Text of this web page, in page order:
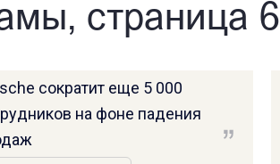
страница 6
сократит еще 5 000
на фоне падения